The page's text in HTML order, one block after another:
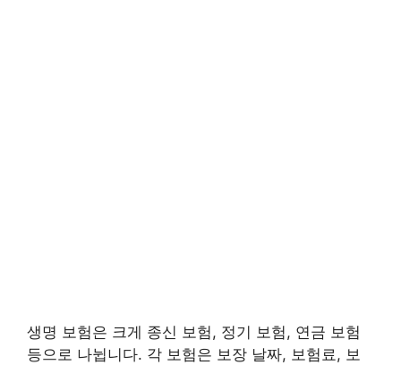
생명 보험은 크게 종신 보험, 정기 보험, 연금 보험
등으로 나뉩니다. 각 보험은 보장 날짜, 보험료, 보